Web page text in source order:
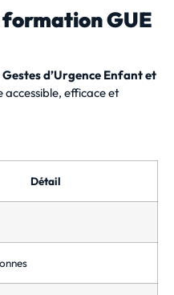
GUE
d’Urgence Enfant et
accessible, efficace et
Détail